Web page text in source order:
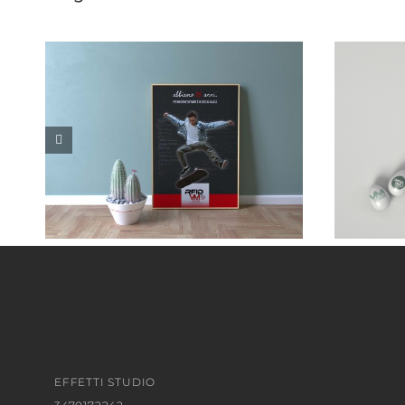
EFFETTI STUDIO